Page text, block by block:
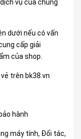
vụ của chúng
dưới nếu có vấn
cấp giải
của shop.
trên bk38.vn
hành
máy tính, Đối tác,